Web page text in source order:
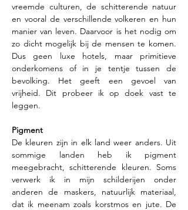
vreemde culturen, de schitterende natuur
en vooral de verschillende volkeren en hun
manier van leven. Daarvoor is het nodig om
zo dicht mogelijk bij de mensen te komen.
Dus geen luxe hotels, maar primitieve
onderkomens of in je tentje tussen de
bevolking. Het geeft een gevoel van
vrijheid. Dit probeer ik op doek vast te
leggen.
Pigment
De kleuren zijn in elk land weer anders. Uit
sommige landen heb ik pigment
meegebracht, schitterende kleuren. Soms
verwerk ik in mijn schilderijen onder
anderen de maskers, natuurlijk materiaal,
dat ik meenam zoals korstmos en jute. De